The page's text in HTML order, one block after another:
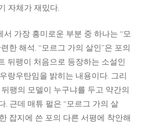
자체가 재밌다.
가장 흥미로운 부분 중 하나는 “모
한 해석. “모르그 가의 살인”은 포의
뒤팽이 처음으로 등장하는 소설인
랑우탄임을 밝히는 내용이다. 그리
팽의 모델이 누구냐를 두고 약간의
. 근데 매튜 펄은 “모르그 가의 살
잡지에 쓴 포의 다른 서평에 착안해